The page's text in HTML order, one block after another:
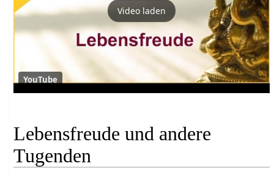
Video laden
YouTube
Lebensfreude und andere
Tugenden